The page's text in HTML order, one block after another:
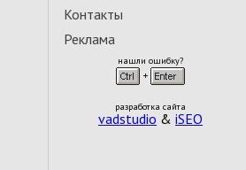
Контакты
Реклама
нашли ошибку?
разработка сайта
vadstudio & iSEO